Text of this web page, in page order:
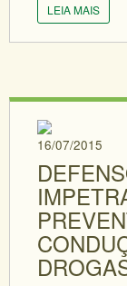
LEIA MAIS
16/07/2015